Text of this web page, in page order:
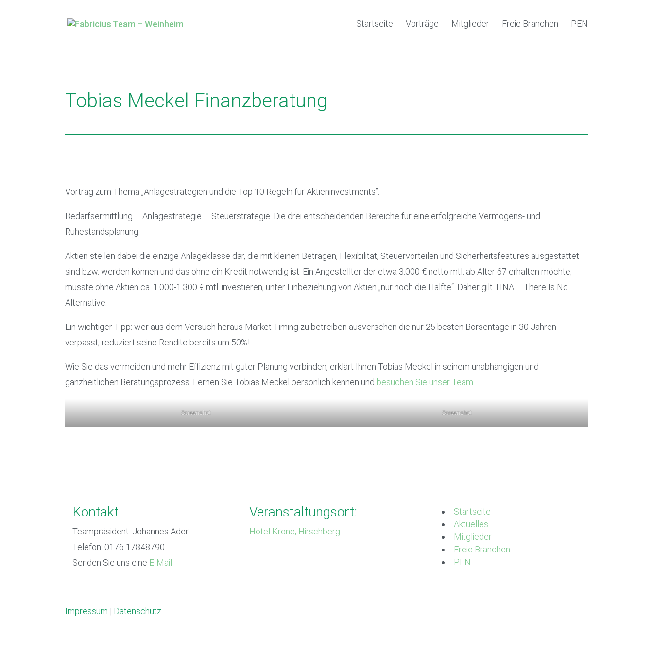
Startseite Vorträge Mitglieder Freie Branchen PEN
Tobias Meckel Finanzberatung
Vortrag zum Thema „Anlagestrategien und die Top 10 Regeln für Aktieninvestments”.
Bedarfsermittlung – Anlagestrategie – Steuerstrategie. Die drei entscheidenden Bereiche für eine erfolgreiche Vermögens- und
Ruhestandsplanung.
Aktien stellen dabei die einzige Anlageklasse dar, die mit kleinen Beträgen, Flexibilität, Steuervorteilen und Sicherheitsfeatures ausgestattet
sind bzw. werden können und das ohne ein Kredit notwendig ist. Ein Angestellter der etwa 3.000 € netto mtl. ab Alter 67 erhalten möchte,
müsste ohne Aktien ca. 1.000-1.300 € mtl. investieren, unter Einbeziehung von Aktien „nur noch die Hälfte“. Daher gilt TINA – There Is No
Alternative.
Ein wichtiger Tipp: wer aus dem Versuch heraus Market Timing zu betreiben ausversehen die nur 25 besten Börsentage in 30 Jahren
verpasst, reduziert seine Rendite bereits um 50%!
Wie Sie das vermeiden und mehr Effizienz mit guter Planung verbinden, erklärt Ihnen Tobias Meckel in seinem unabhängigen und
ganzheitlichen Beratungsprozess. Lernen Sie Tobias Meckel persönlich kennen und besuchen Sie unser Team.
Screenshot Screenshot
Kontakt
Teampräsident: Johannes Ader
Telefon: 0176 17848790
Senden Sie uns eine E-Mail
Veranstaltungsort:
Hotel Krone, Hirschberg
Startseite
Aktuelles
Mitglieder
Freie Branchen
PEN
Impressum | Datenschutz